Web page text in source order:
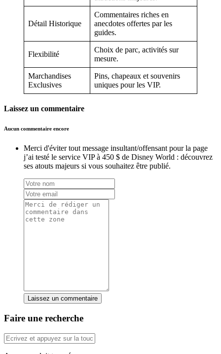
Détail Historique
Commentaires riches en
anecdotes offertes par les
guides.
Flexibilité
Choix de parc, activités sur
mesure.
Marchandises
Exclusives
Pins, chapeaux et souvenirs
uniques pour les VIP.
Laissez un commentaire
Aucun commentaire encore
Merci d'éviter tout message insultant/offensant pour la page
j’ai testé le service VIP à 450 $ de Disney World : découvrez
ses atouts majeurs si vous souhaitez être publié.
Laissez un commentaire
Faire une recherche